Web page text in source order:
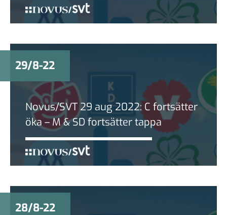
29/8-22
Novus/SVT 29 aug 2022: C fortsätter
öka – M & SD fortsätter tappa
28/8-22